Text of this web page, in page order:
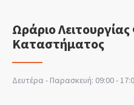
Ωράριο
Καταστήματος
Δευτέρα - Παρασκευή: 09:00 -